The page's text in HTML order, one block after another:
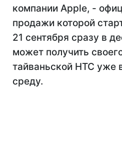
компании Apple, -
продажи которой
21 сентября сразу в
может получить
тайваньской HTC
среду.